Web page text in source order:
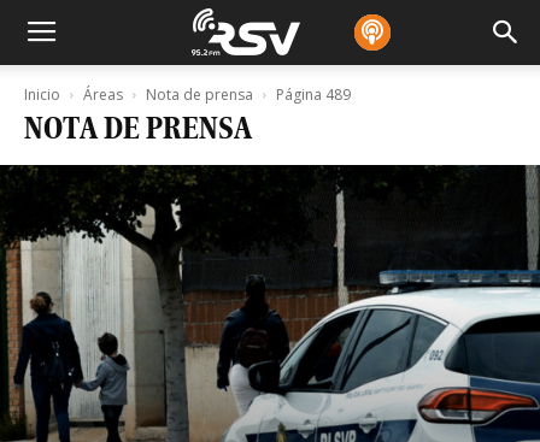
Inicio Áreas Nota de prensa Página 489
NOTA DE PRENSA